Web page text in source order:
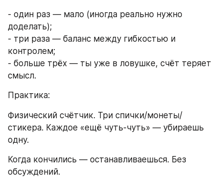
- один раз — мало (иногда реально нужно
доделать);
- три раза — баланс между гибкостью и
контролем;
- больше трёх — ты уже в ловушке, счёт теряет
смысл.
Практика:
Физический счётчик. Три спички/монеты/
стикера. Каждое «ещё чуть-чуть» — убираешь
одну.
Когда кончились — останавливаешься. Без
обсуждений.